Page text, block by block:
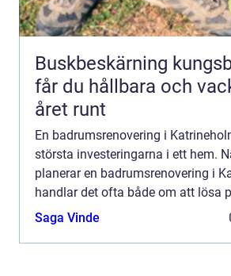
Buskbeskärning
får du hållbara och
året runt
En badrumsrenovering i
största investeringarna i ett hem.
planerar en badrumsrenovering i
handlar det ofta både om att lösa
problem och att höja känslan...
Saga Vinde